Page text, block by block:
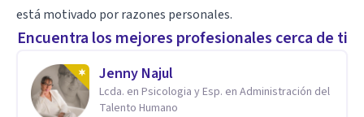
está motivado por razones personales.
Encuentra los mejores profesionales cerca de ti
Jenny Najul
Lcda. en Psicologia y Esp. en Administración del
Talento Humano